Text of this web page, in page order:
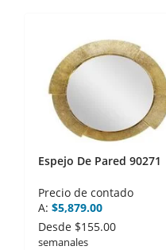
disposiciones legales
Asociación Mexicana
- Nos encontramos
la Asociación de
Espejo De Pared 90271
Precio de contado
A: $5,879.00
Desde $155.00
semanales